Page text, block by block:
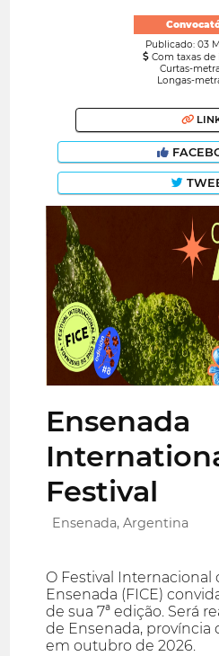
Publicado: 03
Com taxas de
Curtas-
Longas-
Ensenada
Festival
Ensenada, Argentina
O Festival Internacional
Ensenada (FICE)
de sua 7ª edição. Será
de Ensenada, província
em outubro de 2026.